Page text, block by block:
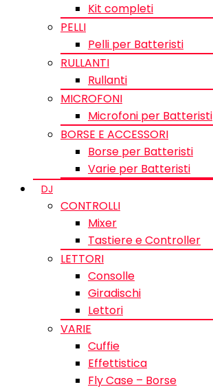
Kit completi
PELLI
Pelli per Batteristi
RULLANTI
Rullanti
MICROFONI
Microfoni per Batteristi
BORSE E ACCESSORI
Borse per Batteristi
Varie per Batteristi
DJ
CONTROLLI
Mixer
Tastiere e Controller
LETTORI
Consolle
Giradischi
Lettori
VARIE
Cuffie
Effettistica
Fly Case – Borse